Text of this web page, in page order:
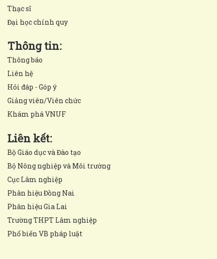
Thạc sĩ
Đại học chính quy
Thông tin:
Thông báo
Liên hệ
Hỏi đáp - Góp ý
Giảng viên/Viên chức
Khám phá VNUF
Liên kết:
Bộ Giáo dục và Đào tạo
Bộ Nông nghiệp và Môi trường
Cục Lâm nghiệp
Phân hiệu Đồng Nai
Phân hiệu Gia Lai
Trường THPT Lâm nghiệp
Phổ biến VB pháp luật